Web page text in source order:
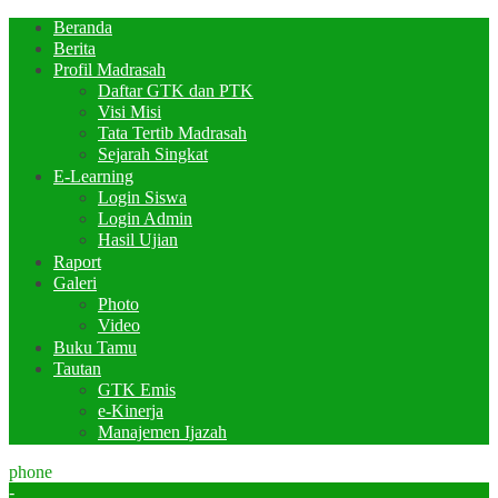
Beranda
Berita
Profil Madrasah
Daftar GTK dan PTK
Visi Misi
Tata Tertib Madrasah
Sejarah Singkat
E-Learning
Login Siswa
Login Admin
Hasil Ujian
Raport
Galeri
Photo
Video
Buku Tamu
Tautan
GTK Emis
e-Kinerja
Manajemen Ijazah
phone
-